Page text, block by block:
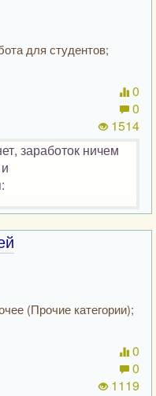
для студентов;
0
0
1514
заработок ничем
(Прочие категории);
0
0
1119